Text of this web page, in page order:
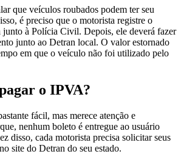
que veículos roubados podem ter seu
é preciso que o motorista registre o
à Polícia Civil. Depois, ele deverá fazer
junto ao Detran local. O valor estornado
em que o veículo não foi utilizado pelo
o IPVA?
fácil, mas merece atenção e
nenhum boleto é entregue ao usuário
disso, cada motorista precisa solicitar seus
site do Detran do seu estado.